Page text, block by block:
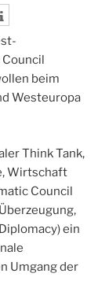
beim
Westeuropa
Think Tank,
Wirtschaft
Council
ein
Umgang der